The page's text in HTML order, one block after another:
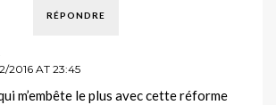
RÉPONDRE
2016 AT 23:45
m’embête le plus avec cette réforme